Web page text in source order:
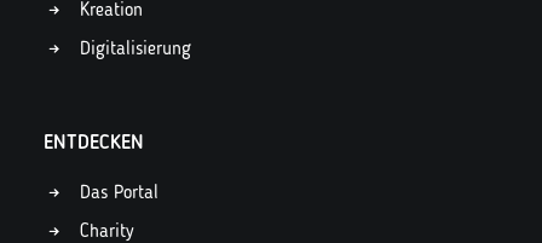
Kreation
Digitalisierung
ENTDECKEN
Das Portal
Charity